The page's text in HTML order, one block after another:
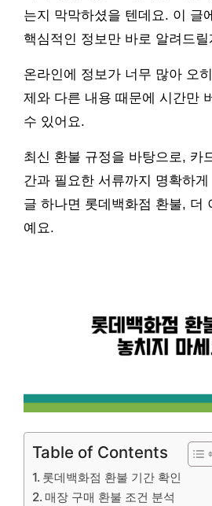
는지 막막하셨을 텐데요. 이 글
핵심적인 정보만 바로 알려드릴
온라인에 정보가 너무 많아 오
제와 다른 내용 때문에 시간만
수 있어요.
최신 환불 규정을 바탕으로, 카
간과 필요한 서류까지 명확하
글 하나면 롯데백화점 환불, 더
예요.
Table of Contents
롯데백화점 환불 기간 확인
매장 구매 환불 조건 분석